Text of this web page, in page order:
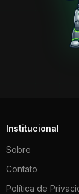
Institucional
Sobre
Contato
Política de